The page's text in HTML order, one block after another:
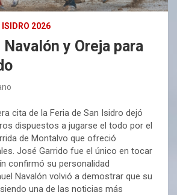
ISIDRO 2026
Navalón y Oreja para
cita de la Feria de San Isidro dejó
dispuestos a jugarse el todo por el
de Montalvo que ofreció
José Garrido fue el único en tocar
confirmó su personalidad
Navalón volvió a demostrar que su
una de las noticias más